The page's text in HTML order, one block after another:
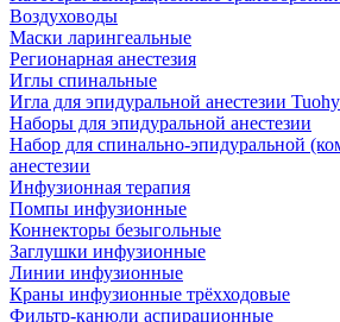
Воздуховоды
Маски ларингеальные
Регионарная анестезия
Иглы спинальные
Игла для эпидуральной анестезии
Наборы для эпидуральной анестезии
Набор для спинально-эпидуральной
анестезии
Инфузионная терапия
Помпы инфузионные
Коннекторы безыгольные
Заглушки инфузионные
Линии инфузионные
Краны инфузионные трёхходовые
Фильтр-канюли аспирационные